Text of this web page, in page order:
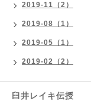
2019-11（2）
2019-08（1）
2019-05（1）
2019-02（2）
臼井レイキ伝授